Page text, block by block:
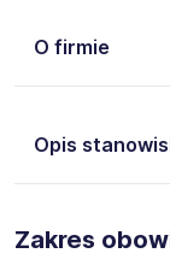
O firmie
Opis
Pośrednictwa
Profit jest
Zakres